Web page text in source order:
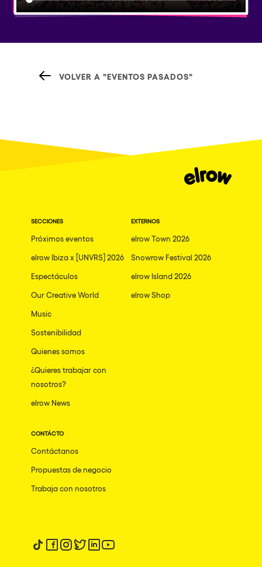
VOLVER A "EVENTOS PASADOS"
SECCIONES
Próximos eventos
elrow Ibiza x [UNVRS] 2026
Espectáculos
Our Creative World
Music
Sostenibilidad
Quienes somos
¿Quieres trabajar con
nosotros?
elrow News
EXTERNOS
elrow Town 2026
Snowrow Festival 2026
elrow Island 2026
elrow Shop
CONTÁCTO
Contáctanos
Propuestas de negocio
Trabaja con nosotros
Síguenos en tiktok
Síguenos en facebook
Síguenos en instagram
Síguenos en twitter
Síguenos en linkedin
Síguenos en youtube